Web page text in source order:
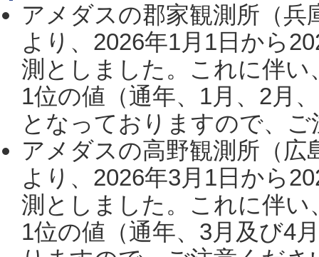
アメダスの郡家観測所（
より、2026年1月1日から
測としました。これに伴い
1位の値（通年、1月、2月
となっておりますので、
アメダスの高野観測所（
より、2026年3月1日から
測としました。これに伴い
1位の値（通年、3月及び4